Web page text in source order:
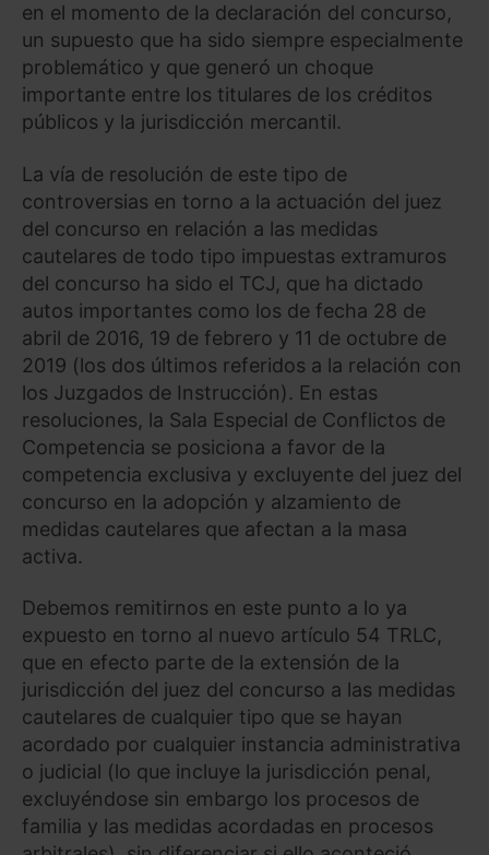
en el momento de la declaración del concurso,
un supuesto que ha sido siempre especialmente
problemático y que generó un choque
importante entre los titulares de los créditos
públicos y la jurisdicción mercantil.
La vía de resolución de este tipo de
controversias en torno a la actuación del juez
del concurso en relación a las medidas
cautelares de todo tipo impuestas extramuros
del concurso ha sido el TCJ, que ha dictado
autos importantes como los de fecha 28 de
abril de 2016, 19 de febrero y 11 de octubre de
2019 (los dos últimos referidos a la relación con
los Juzgados de Instrucción). En estas
resoluciones, la Sala Especial de Conflictos de
Competencia se posiciona a favor de la
competencia exclusiva y excluyente del juez del
concurso en la adopción y alzamiento de
medidas cautelares que afectan a la masa
activa.
Debemos remitirnos en este punto a lo ya
expuesto en torno al nuevo artículo 54 TRLC,
que en efecto parte de la extensión de la
jurisdicción del juez del concurso a las medidas
cautelares de cualquier tipo que se hayan
acordado por cualquier instancia administrativa
o judicial (lo que incluye la jurisdicción penal,
excluyéndose sin embargo los procesos de
familia y las medidas acordadas en procesos